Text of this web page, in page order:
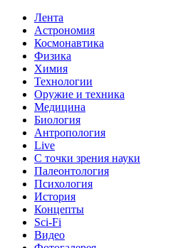
Лента
Астрономия
Космонавтика
Физика
Химия
Технологии
Оружие и техника
Медицина
Биология
Антропология
Live
С точки зрения науки
Палеонтология
Психология
История
Концепты
Sci-Fi
Видео